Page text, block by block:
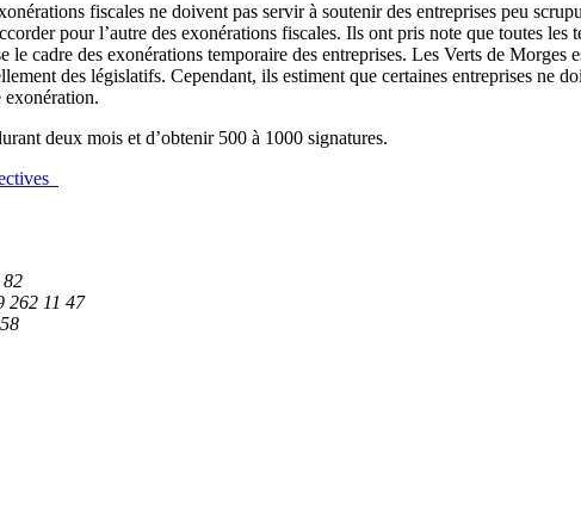
fiscales ne doivent pas servir à soutenir des entreprises peu
pour l’autre des exonérations fiscales. Ils ont pris note que toutes les
cadre des exonérations temporaire des entreprises. Les Verts de Morges
des législatifs. Cependant, ils estiment que certaines entreprises ne
deux mois et d’obtenir 500 à 1000 signatures.
82
262 11 47